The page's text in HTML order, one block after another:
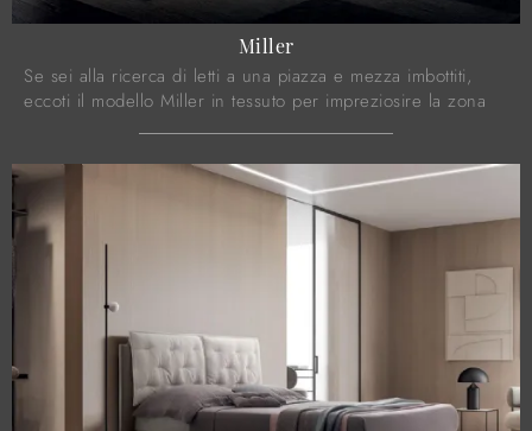
Miller
Se sei alla ricerca di letti a una piazza e mezza imbottiti,
eccoti il modello Miller in tessuto per impreziosire la zona